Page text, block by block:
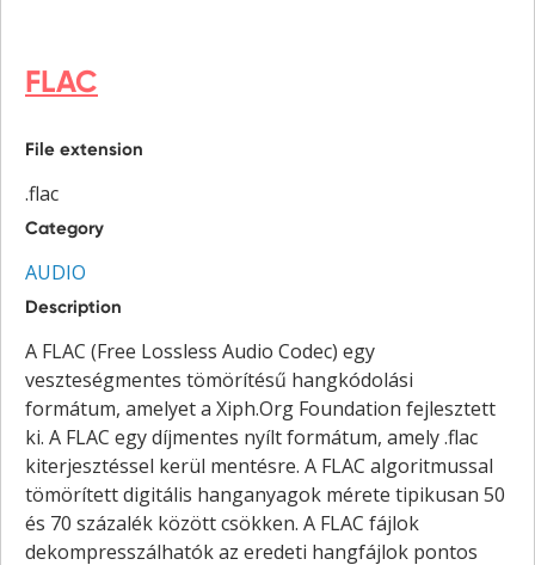
FLAC
File extension
.flac
Category
AUDIO
Description
A FLAC (Free Lossless Audio Codec) egy
veszteségmentes tömörítésű hangkódolási
formátum, amelyet a Xiph.Org Foundation fejlesztett
ki. A FLAC egy díjmentes nyílt formátum, amely .flac
kiterjesztéssel kerül mentésre. A FLAC algoritmussal
tömörített digitális hanganyagok mérete tipikusan 50
és 70 százalék között csökken. A FLAC fájlok
dekompresszálhatók az eredeti hangfájlok pontos